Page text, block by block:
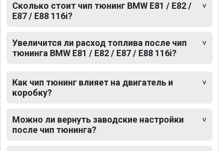
Сколько стоит чип тюнинг BMW E81 / E82 /
E87 / E88 116i?
Увеличится ли расход топлива после чип
тюнинга BMW E81 / E82 / E87 / E88 116i?
Как чип тюнинг влияет на двигатель и
коробку?
Можно ли вернуть заводские настройки
после чип тюнинга?